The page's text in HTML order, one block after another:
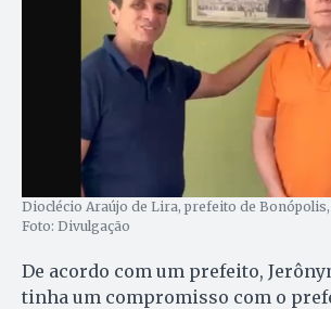
Dioclécio Araújo de Lira, prefeito de Bonópolis,
Foto: Divulgação
De acordo com um prefeito,
tinha um compromisso com o